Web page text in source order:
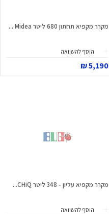
מקרר מקפיא תחתון 680 ליטר Midea ...
הוסף להשוואה
5,190 ₪
מקרר מקפיא עליון - 348 ליטר CHiQ...
הוסף להשוואה